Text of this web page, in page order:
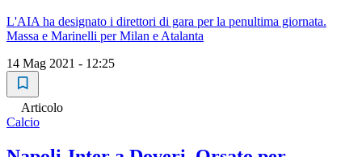
L'AIA ha designato i direttori di gara per la penultima giornata.
Massa e Marinelli per Milan e Atalanta
14 Mag 2021 - 12:25
Articolo
Calcio